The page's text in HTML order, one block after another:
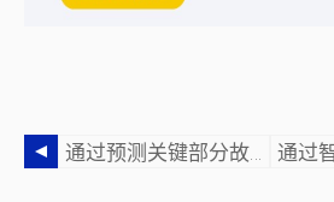
通过预测关键部分故障来增加收入